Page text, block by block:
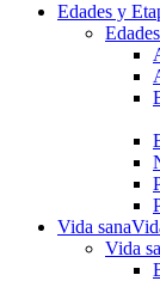
Edades y
Vida sana
Vida